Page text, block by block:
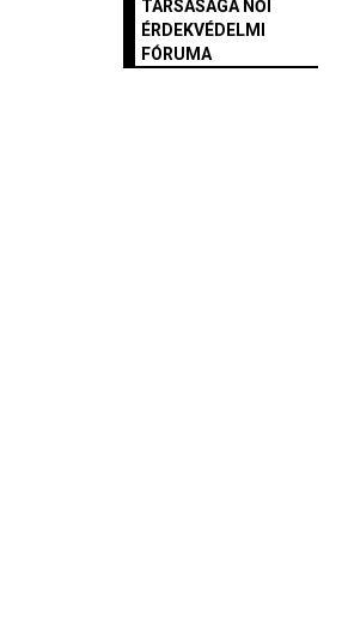
TÁRSASÁGA NŐI
ÉRDEKVÉDELMI
FÓRUMA